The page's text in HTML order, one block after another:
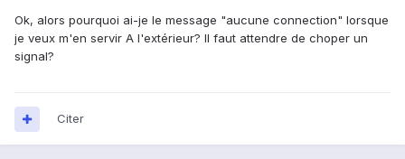
Ok, alors pourquoi ai-je le message "aucune connection" lorsque
je veux m'en servir A l'extérieur? Il faut attendre de choper un
signal?
Citer